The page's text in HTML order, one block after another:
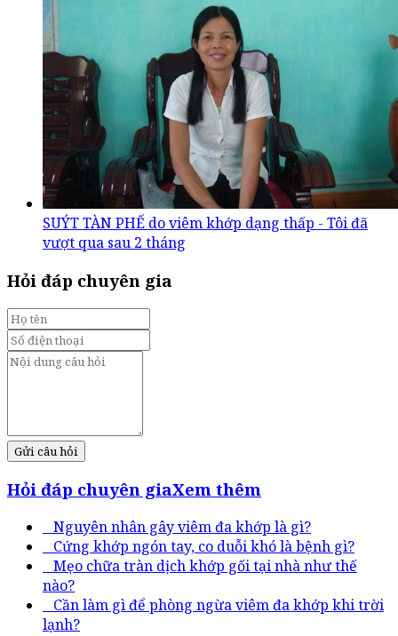
SUÝT TÀN PHẾ do viêm khớp dạng thấp - Tôi đã
vượt qua sau 2 tháng
Hỏi đáp chuyên gia
Gửi câu hỏi
Hỏi đáp chuyên giaXem thêm
Nguyên nhân gây viêm đa khớp là gì?
Cứng khớp ngón tay, co duỗi khó là bệnh gì?
Mẹo chữa tràn dịch khớp gối tại nhà như thế
nào?
Cần làm gì để phòng ngừa viêm đa khớp khi trời
lạnh?